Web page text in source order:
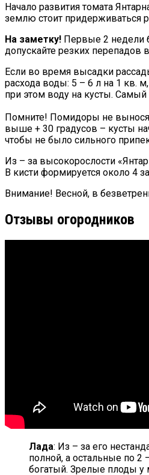
Начало развития томата
землю стоит придерживаться
На заметку! Первые 2 недели
допускайте резких перепадов
Если во время высадки
расхода воды: 5 – 6 л на 1 кв.
при этом воду на кусты.
Помните! Помидоры не
выше + 30 градусов – кусты
чтобы не было сильного
Из – за высокорослости
В кисти формируется около 4
Внимание! Весной, в
Отзывы огородников
Лада: Из – за его
полной, а остальные по
богатый. Зрелые плоды у